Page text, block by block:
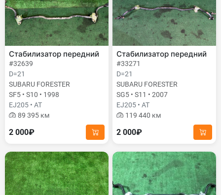
Стабилизатор передний
#32639
D=21
SUBARU FORESTER
SF5 • S10 • 1998
EJ205 • AT
89 395 км
2 000₽
Стабилизатор передний
#33271
D=21
SUBARU FORESTER
SG5 • S11 • 2007
EJ205 • AT
119 440 км
2 000₽